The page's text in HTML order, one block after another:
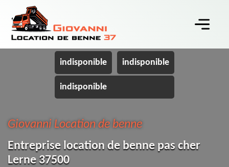
indisponible indisponible
indisponible
Giovanni Location de benne
Entreprise location de benne pas cher
Lerne 37500